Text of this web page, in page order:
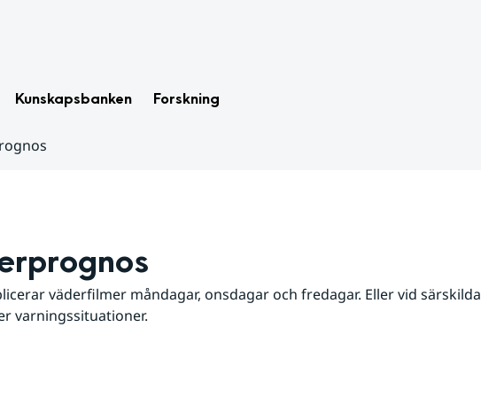
Kunskapsbanken Forskning
väderfilmer måndagar, onsdagar och fredagar. Eller vid särskilda
varningssituationer.